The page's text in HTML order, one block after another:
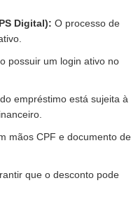
Digital): O processo de
possuir um login ativo no
empréstimo está sujeita à
mãos CPF e documento de
que o desconto pode